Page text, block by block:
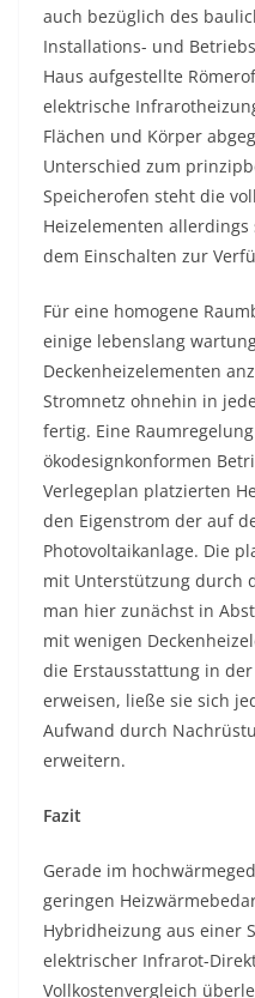
auch bezüglich des
Installations- und
Haus aufgestellte
elektrische
Flächen und Körper
Unterschied zum
Speicherofen steht die
Heizelementen
dem Einschalten zur
Für eine homogene
einige lebenslang
Deckenheizelementen
Stromnetz ohnehin in
fertig. Eine
ökodesignkonformen
Verlegeplan platzierten
den Eigenstrom der auf
Photovoltaikanlage. Die
mit Unterstützung durch
man hier zunächst in
mit wenigen
die Erstausstattung in
erweisen, ließe sie sich
Aufwand durch
erweitern.
Fazit
Gerade im
geringen
Hybridheizung aus einer
elektrischer Infrarot-
Vollkostenvergleich